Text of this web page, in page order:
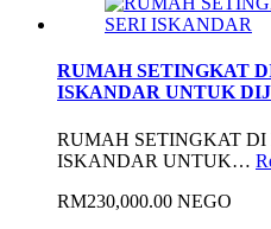
RUMAH SETINGKAT
ISKANDAR UNTUK
RUMAH SETINGKAT
ISKANDAR UNTUK…
RM230,000.00 NEGO